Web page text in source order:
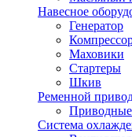
Навесное
Генератор
Маховики
Стартеры
Шкив
Ременной
Система